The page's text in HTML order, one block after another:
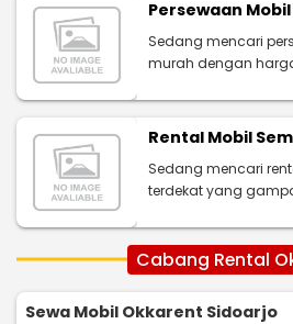
Persewaan
Sedang mencari
murah dengan
Rental Mobil
Sedang mencari
terdekat yang
Cabang Rental
Sewa Mobil Okkarent Sidoarjo